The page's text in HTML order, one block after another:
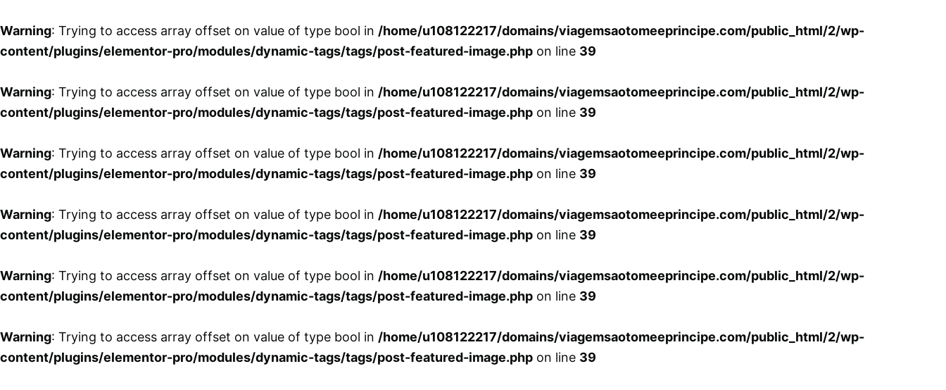
Warning: Trying to access array offset on value of type bool in /home/u108122217/domains/viagemsaotomeeprincipe.com/public_html/2/wp-
content/plugins/elementor-pro/modules/dynamic-tags/tags/post-featured-image.php on line 39
Warning: Trying to access array offset on value of type bool in /home/u108122217/domains/viagemsaotomeeprincipe.com/public_html/2/wp-
content/plugins/elementor-pro/modules/dynamic-tags/tags/post-featured-image.php on line 39
Warning: Trying to access array offset on value of type bool in /home/u108122217/domains/viagemsaotomeeprincipe.com/public_html/2/wp-
content/plugins/elementor-pro/modules/dynamic-tags/tags/post-featured-image.php on line 39
Warning: Trying to access array offset on value of type bool in /home/u108122217/domains/viagemsaotomeeprincipe.com/public_html/2/wp-
content/plugins/elementor-pro/modules/dynamic-tags/tags/post-featured-image.php on line 39
Warning: Trying to access array offset on value of type bool in /home/u108122217/domains/viagemsaotomeeprincipe.com/public_html/2/wp-
content/plugins/elementor-pro/modules/dynamic-tags/tags/post-featured-image.php on line 39
Warning: Trying to access array offset on value of type bool in /home/u108122217/domains/viagemsaotomeeprincipe.com/public_html/2/wp-
content/plugins/elementor-pro/modules/dynamic-tags/tags/post-featured-image.php on line 39
to
content